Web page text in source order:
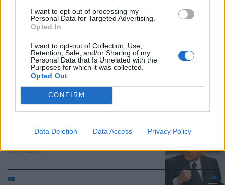
I want to opt-out of processing my
Personal Data for Targeted Advertising.
Opted In
I want to opt-out of Collection, Use,
Retention, Sale, and/or Sharing of my
Personal Data that Is Unrelated with the
Purposes for which it was collected.
Opted Out
CONFIRM
Data Deletion Data Access Privacy Policy
30/01/2011
Disoccupazione in lieve calo ma
un giovane su tre è senza lavoro
08/01/2011
Due o tre cose da ricordare
31/10/2010